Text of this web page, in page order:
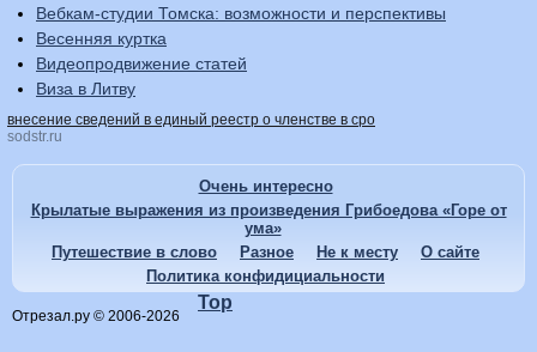
Вебкам-студии Томска: возможности и перспективы
Весенняя куртка
Видеопродвижение статей
Виза в Литву
внесение сведений в единый реестр о членстве в сро
sodstr.ru
Очень интересно
Крылатые выражения из произведения Грибоедова «Горе от
ума»
Путешествие в слово
Разное Не к месту
О сайте
Политика конфидициальности
Отрезал.ру © 2006-2026
Top